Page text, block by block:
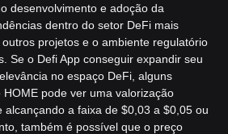
desenvolvimento e adoção da
dentro do setor DeFi mais
projetos e o ambiente regulatório
Se o Defi App conseguir expandir seu
no espaço DeFi, alguns
pode ver uma valorização
alcançando a faixa de $0,03 a $0,05 ou
também é possível que o preço